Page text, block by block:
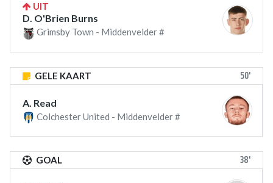
UIT
D. O'Brien Burns
Grimsby Town - Middenvelder #
GELE KAART 50'
A. Read
Colchester United - Middenvelder #
GOAL 38'